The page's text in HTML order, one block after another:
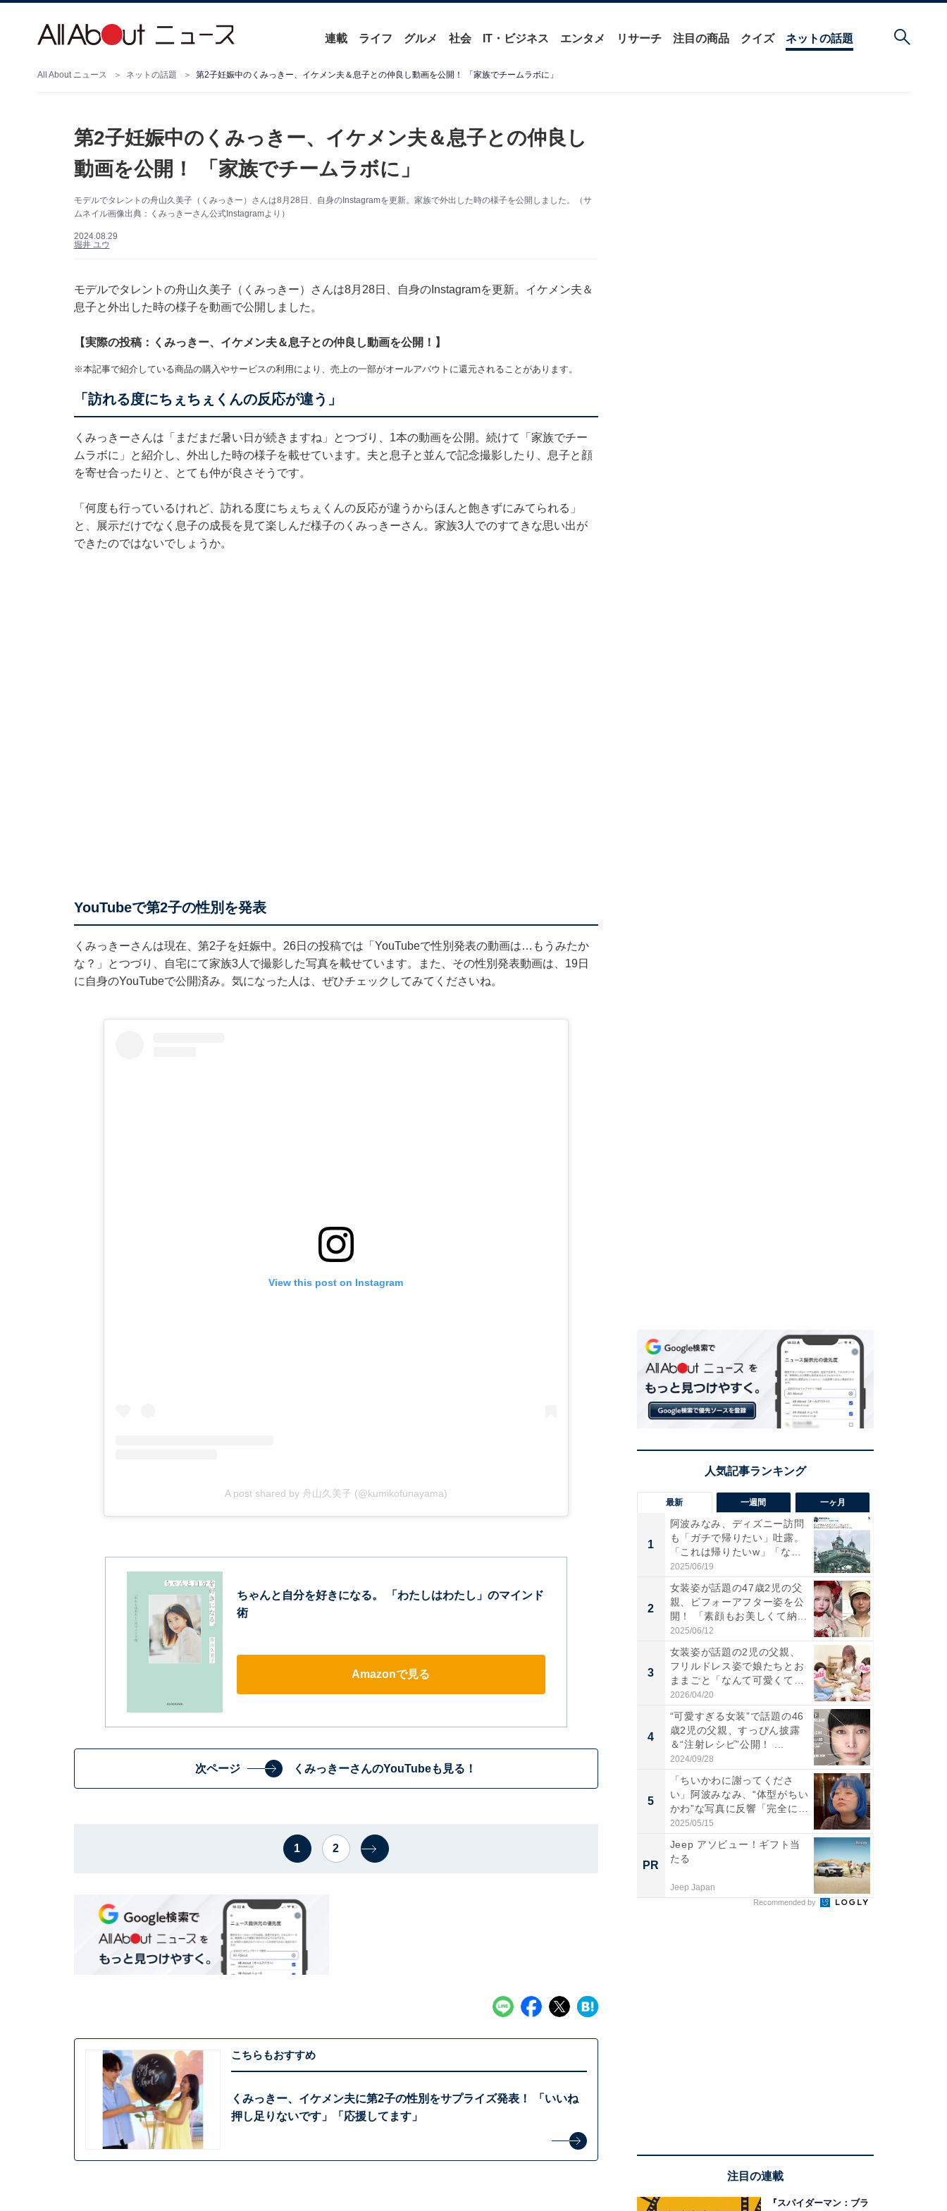
連載 ライフ グルメ 社会 IT・ビジネス エンタメ リサーチ 注目の商品 クイズ ネットの話題
All About ニュース ネットの話題 第2子妊娠中のくみっきー、イケメン夫＆息子との仲良し動画を公開！ 「家族でチームラボに」
第2子妊娠中のくみっきー、イケメン夫＆息子との仲良し
動画を公開！ 「家族でチームラボに」
モデルでタレントの舟山久美子（くみっきー）さんは8月28日、自身のInstagramを更新。家族で外出した時の様子を公開しました。（サ
ムネイル画像出典：くみっきーさん公式Instagramより）
2024.08.29
堀井 ユウ
モデルでタレントの舟山久美子（くみっきー）さんは8月28日、自身のInstagramを更新。イケメン夫＆
息子と外出した時の様子を動画で公開しました。
【実際の投稿：くみっきー、イケメン夫＆息子との仲良し動画を公開！】
※本記事で紹介している商品の購入やサービスの利用により、売上の一部がオールアバウトに還元されることがあります。
「訪れる度にちぇちぇくんの反応が違う」
くみっきーさんは「まだまだ暑い日が続きますね」とつづり、1本の動画を公開。続けて「家族でチー
ムラボに」と紹介し、外出した時の様子を載せています。夫と息子と並んで記念撮影したり、息子と顔
を寄せ合ったりと、とても仲が良さそうです。
「何度も行っているけれど、訪れる度にちぇちぇくんの反応が違うからほんと飽きずにみてられる」
と、展示だけでなく息子の成長を見て楽しんだ様子のくみっきーさん。家族3人でのすてきな思い出が
できたのではないでしょうか。
YouTubeで第2子の性別を発表
くみっきーさんは現在、第2子を妊娠中。26日の投稿では「YouTubeで性別発表の動画は…もうみたか
な？」とつづり、自宅にて家族3人で撮影した写真を載せています。また、その性別発表動画は、19日
に自身のYouTubeで公開済み。気になった人は、ぜひチェックしてみてくださいね。
View this post on Instagram
A post shared by 舟山久美子 (@kumikofunayama)
ちゃんと自分を好きになる。 「わたしはわたし」のマインド
術
Amazonで見る
次ページ くみっきーさんのYouTubeも見る！
1 2
こちらもおすすめ
くみっきー、イケメン夫に第2子の性別をサプライズ発表！ 「いいね
押し足りないです」「応援してます」
最新 一週間 一ヶ月
1
阿波みなみ、ディズニー訪問
も「ガチで帰りたい」吐露。
「これは帰りたいw」「なん
ち...
2025/06/19
2
女装姿が話題の47歳2児の父
親、ビフォーアフター姿を公
開！ 「素顔もお美しくて納...
2025/06/12
3
女装姿が話題の2児の父親、
フリルドレス姿で娘たちとお
ままごと「なんて可愛くて平
和...
2026/04/20
4
“可愛すぎる女装”で話題の46
歳2児の父親、すっぴん披露
＆“注射レシピ”公開！ ...
2024/09/28
5
「ちいかわに謝ってくださ
い」阿波みなみ、“体型がちい
かわ”な写真に反響「完全に
一...
2025/05/15
PR
Jeep アソビュー！ギフト当
たる
Jeep Japan
Recommended by
注目の連載
『スパイダーマン：ブラ